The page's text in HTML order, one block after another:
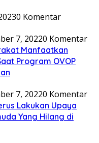
0 Komentar
7, 20220 Komentar
Manfaatkan
Program OVOP
7, 20220 Komentar
Lakukan Upaya
Yang Hilang di